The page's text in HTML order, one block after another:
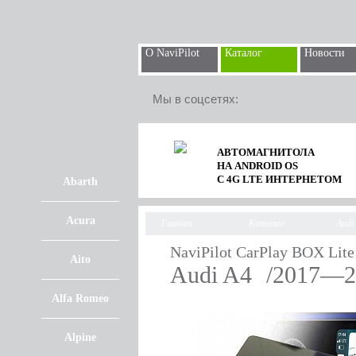
О NaviPilot Каталог Новости
Мы в соцсетях:
Abarth
Acura
Aito
Alfa Romeo
Alpine
АВТОМАГНИТОЛА
НА ANDROID OS
С 4G LTE ИНТЕРНЕТОМ
NaviPilot CarPlay BOX Lite
Audi A4 /